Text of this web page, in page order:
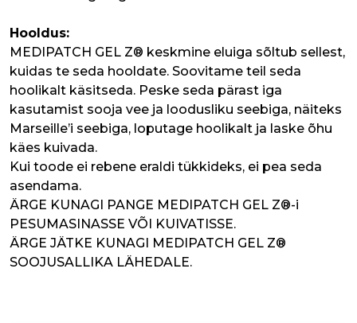
Hooldus:
MEDIPATCH GEL Z® keskmine eluiga sõltub sellest,
kuidas te seda hooldate. Soovitame teil seda
hoolikalt käsitseda. Peske seda pärast iga
kasutamist sooja vee ja loodusliku seebiga, näiteks
Marseille’i seebiga, loputage hoolikalt ja laske õhu
käes kuivada.
Kui toode ei rebene eraldi tükkideks, ei pea seda
asendama.
ÄRGE KUNAGI PANGE MEDIPATCH GEL Z®-i
PESUMASINASSE VÕI KUIVATISSE.
ÄRGE JÄTKE KUNAGI MEDIPATCH GEL Z®
SOOJUSALLIKA LÄHEDALE.